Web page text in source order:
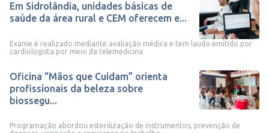
Em Sidrolândia, unidades básicas de
saúde da área rural e CEM oferecem e...
Exame é realizado mediante avaliação médica e tem laudo emitido por
cardiologista por meio da telemedicina
Oficina “Mãos que Cuidam” orienta
profissionais da beleza sobre
biossegu...
Programação abordou esterilização de instrumentos, prevenção de